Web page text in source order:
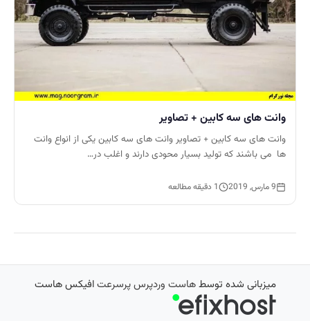
وانت های سه کابین + تصاویر
وانت های سه کابین + تصاویر وانت های سه کابین یکی از انواع وانت
ها می باشند که تولید بسیار محودی دارند و اغلب در…
9 مارس, 2019 1 دقیقه مطالعه
میزبانی شده توسطهاست وردپرس پرسرعتافیکس هاست